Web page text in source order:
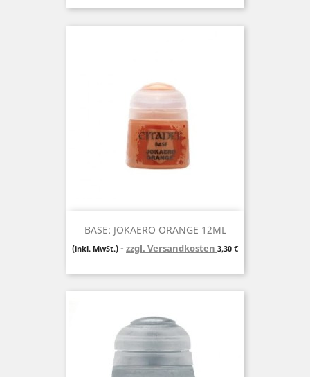
BASE: JOKAERO ORANGE 12ML
(inkl. MwSt.) zzgl. Versandkosten Preis
3,30 €